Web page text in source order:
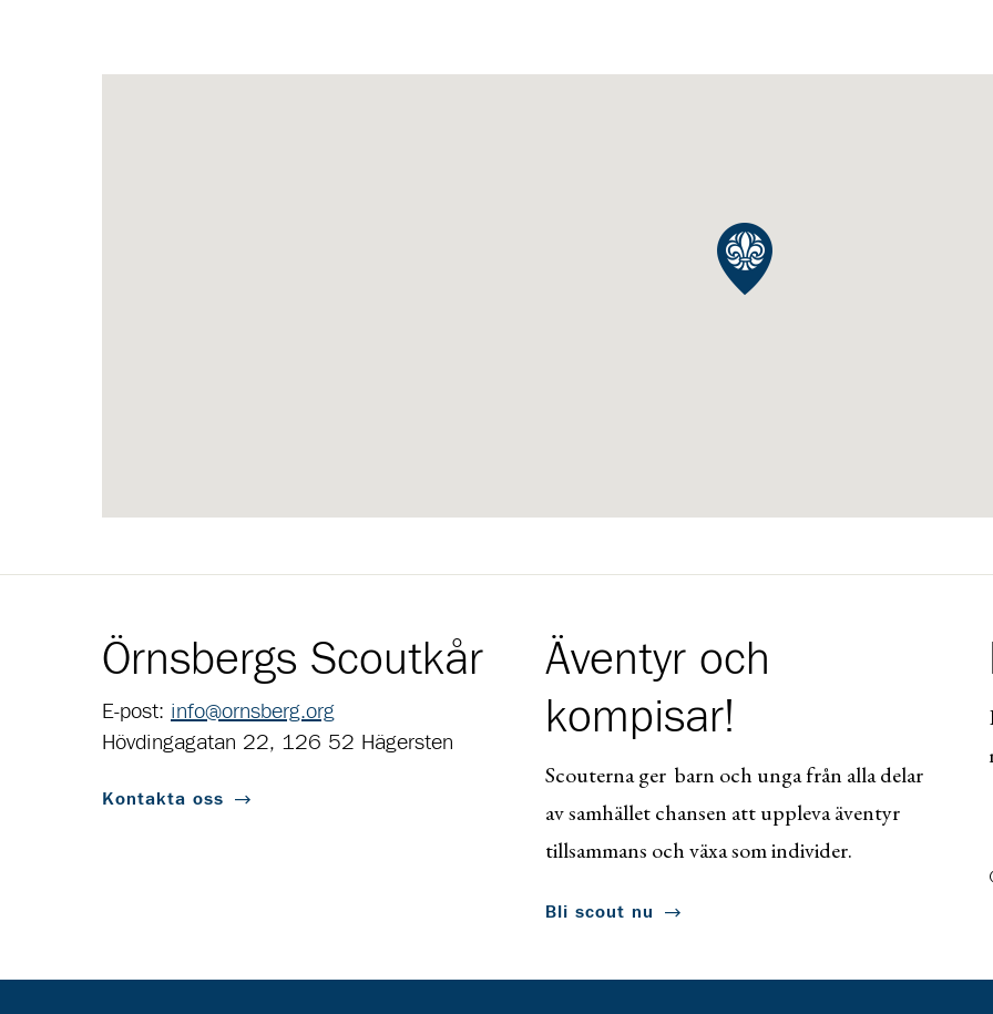
Örnsbergs Scoutkår
E-post: info@ornsberg.org
Hövdingagatan 22, 126 52 Hägersten
Kontakta oss
Äventyr och
kompisar!
Scouterna ger barn och unga från alla delar
av samhället chansen att uppleva äventyr
tillsammans och växa som individer.
Bli scout nu